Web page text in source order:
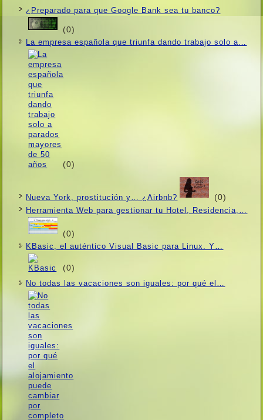
¿Preparado para que Google Bank sea tu banco?
(0)
La empresa española que triunfa dando trabajo solo a…
(0)
Nueva York, prostitución y… ¿Airbnb? (0)
Herramienta Web para gestionar tu Hotel, Residencia,…
(0)
KBasic, el auténtico Visual Basic para Linux. Y…
(0)
No todas las vacaciones son iguales: por qué el…